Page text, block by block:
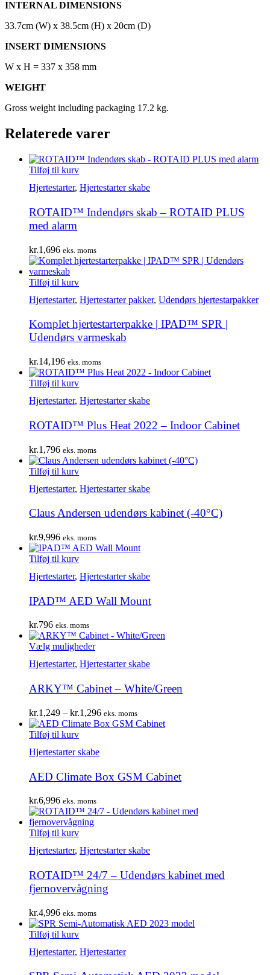
INTERNAL DIMENSIONS
33.7cm (W) x 38.5cm (H) x 20cm (D)
INSERT DIMENSIONS
W x H = 337 x 358 mm
WEIGHT
Gross weight including packaging 17.2 kg.
Relaterede varer
Tilføj til kurv
Hjertestarter, Hjertestarter skabe
ROTAID™ Indendørs skab – ROTAID PLUS
med alarm
kr.1,696 eks. moms
Tilføj til kurv
Hjertestarter, Hjertestarter pakker, Udendørs hjertestarpakker
Komplet hjertestarterpakke | IPAD™ SPR |
Udendørs varmeskab
kr.14,196 eks. moms
Tilføj til kurv
Hjertestarter, Hjertestarter skabe
ROTAID™ Plus Heat 2022 – Indoor Cabinet
kr.1,796 eks. moms
Tilføj til kurv
Hjertestarter, Hjertestarter skabe
Claus Andersen udendørs kabinet (-40°C)
kr.9,996 eks. moms
Tilføj til kurv
Hjertestarter, Hjertestarter skabe
IPAD™ AED Wall Mount
kr.796 eks. moms
Vælg mulighederDette
har
varianter.
kan
vælges
Hjertestarter, Hjertestarter skabe
ARKY™ Cabinet – White/Green
kr.1,249 – kr.1,296Prisinterval:
kr.1,249
eks. moms
Tilføj til kurv
Hjertestarter skabe
AED Climate Box GSM Cabinet
kr.6,996 eks. moms
Tilføj til kurv
Hjertestarter, Hjertestarter skabe
ROTAID™ 24/7 – Udendørs kabinet med
fjernovervågning
kr.4,996 eks. moms
Tilføj til kurv
Hjertestarter, Hjertestarter